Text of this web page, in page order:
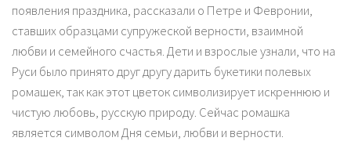
появления праздника, рассказали о Петре и Февронии,
ставших образцами супружеской верности, взаимной
любви и семейного счастья. Дети и взрослые узнали, что на
Руси было принято друг другу дарить букетики полевых
ромашек, так как этот цветок символизирует искреннюю и
чистую любовь, русскую природу. Сейчас ромашка
является символом Дня семьи, любви и верности.